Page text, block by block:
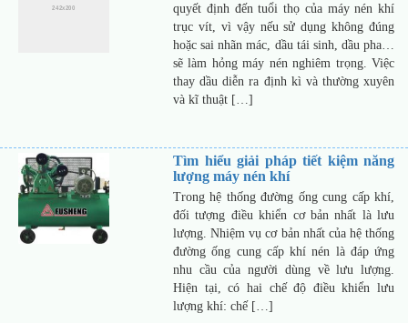
quyết định đến tuổi thọ của máy nén khí
trục vít, vì vậy nếu sử dụng không đúng
hoặc sai nhãn mác, dầu tái sinh, dầu pha…
sẽ làm hỏng máy nén nghiêm trọng. Việc
thay dầu diễn ra định kì và thường xuyên
và kĩ thuật […]
Tìm hiểu giải pháp tiết kiệm năng
lượng máy nén khí
Trong hệ thống đường ống cung cấp khí,
đối tượng điều khiển cơ bản nhất là lưu
lượng. Nhiệm vụ cơ bản nhất của hệ thống
đường ống cung cấp khí nén là đáp ứng
nhu cầu của người dùng về lưu lượng.
Hiện tại, có hai chế độ điều khiển lưu
lượng khí: chế […]